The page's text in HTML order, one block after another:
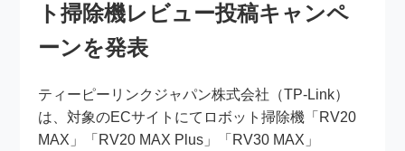
ト掃除機レビュー投稿キャンペ
ーンを発表
ティーピーリンクジャパン株式会社（TP-Link）
は、対象のECサイトにてロボット掃除機「RV20
MAX」「RV20 MAX Plus」「RV30 MAX」